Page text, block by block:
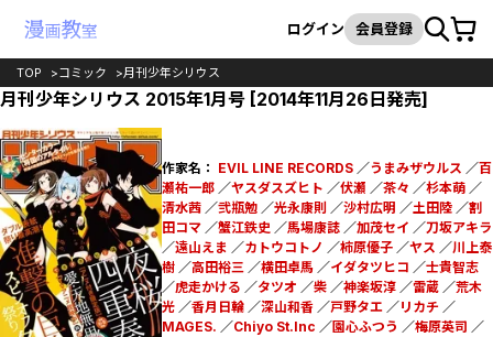
検索
ログイン 会員登録カート
TOP コミック 月刊少年シリウス
月刊少年シリウス 2015年1月号 [2014年11月26日発売]
作家名： EVIL LINE RECORDS／うまみザウルス ／百
瀬祐一郎／ヤスダスズヒト ／伏瀬 ／茶々 ／杉本萌／
清水茜／弐瓶勉／光永康則 ／沙村広明 ／土田陸／割
田コマ／蟹江鉄史／馬場康誌／加茂セイ ／刀坂アキラ
／遠山えま ／カトウコトノ ／柿原優子／ヤス ／川上泰
樹／高田裕三／横田卓馬／イダタツヒコ ／士貴智志
／虎走かける ／タツオ ／柴／神楽坂淳／雷蔵／荒木
光／香月日輪／深山和香／戸野タエ／リカチ／
MAGES. ／Chiyo St.Inc ／園心ふつう ／梅原英司 ／